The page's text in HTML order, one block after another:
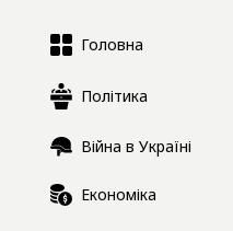
Головна
Політика
Війна в Україні
Економіка